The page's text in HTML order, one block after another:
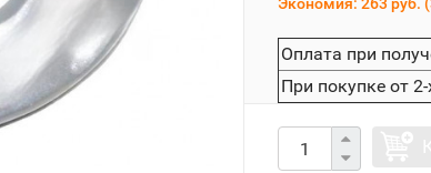
Оплата при
При покупке от